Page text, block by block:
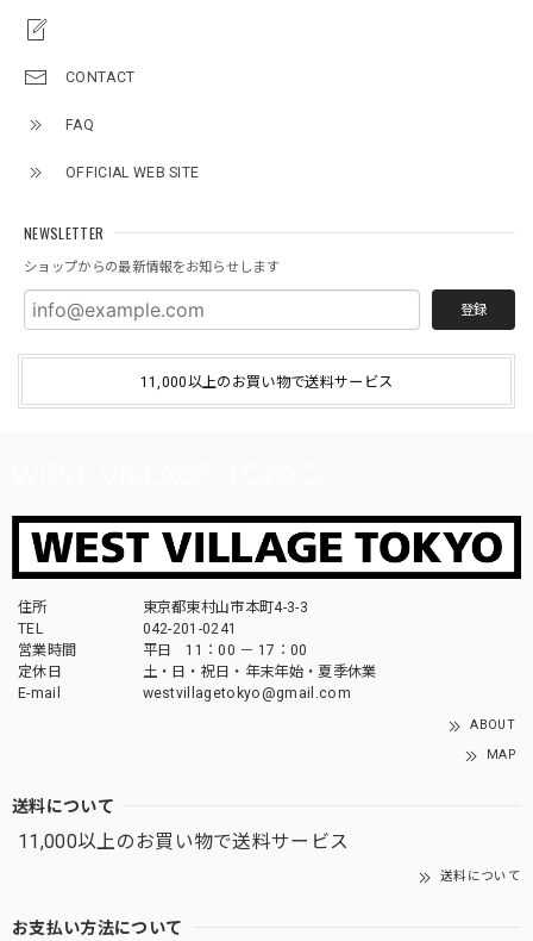
CONTACT
FAQ
OFFICIAL WEB SITE
NEWSLETTER
ショップからの最新情報をお知らせします
登録
11,000以上のお買い物で送料サービス
住所
東京都東村山市本町4-3-3
TEL
042-201-0241
営業時間
平日 11：00 － 17：00
定休日
土・日・祝日・年末年始・夏季休業
E-mail
westvillagetokyo@gmail.com
ABOUT
MAP
送料について
11,000以上のお買い物で送料サービス
送料について
お支払い方法について